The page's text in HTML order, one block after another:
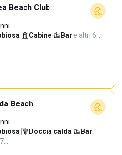
Beach Club
· Cabine· Bar·e altri 6…
Beach
· Doccia calda· Bar·